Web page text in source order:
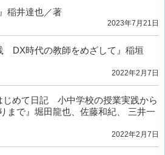
稲井達也／著
2023年7月21日
DX時代の教師をめざして』稲垣
2022年2月7日
じめて日記 小中学校の授業実践から
まで』堀田龍也、佐藤和紀、 三井一
2022年2月7日